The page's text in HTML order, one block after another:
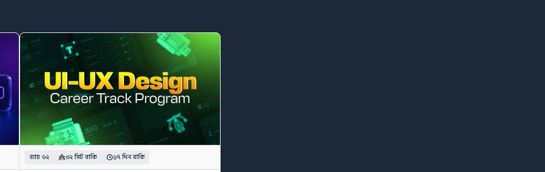
ব্যাচ ৬২ ৩২ সিট বাকি ১৭ দিন বাকি